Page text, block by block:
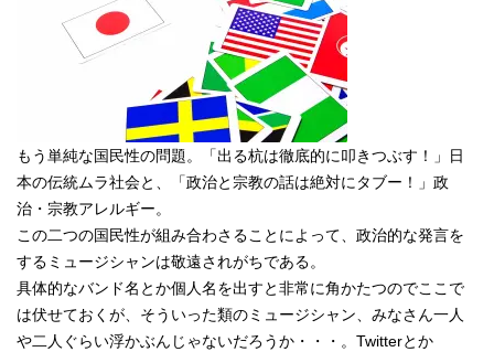
もう単純な国民性の問題。「出る杭は徹底的に叩きつぶす！」日
本の伝統ムラ社会と、「政治と宗教の話は絶対にタブー！」政
治・宗教アレルギー。
この二つの国民性が組み合わさることによって、政治的な発言を
するミュージシャンは敬遠されがちである。
具体的なバンド名とか個人名を出すと非常に角かたつのでここで
は伏せておくが、そういった類のミュージシャン、みなさん一人
や二人ぐらい浮かぶんじゃないだろうか・・・。Twitterとか